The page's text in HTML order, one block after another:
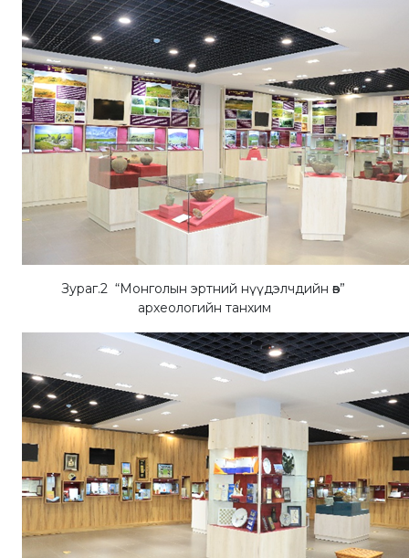
Зураг.2 “Монголын эртний нүүдэлчдийн өв”
археологийн танхим